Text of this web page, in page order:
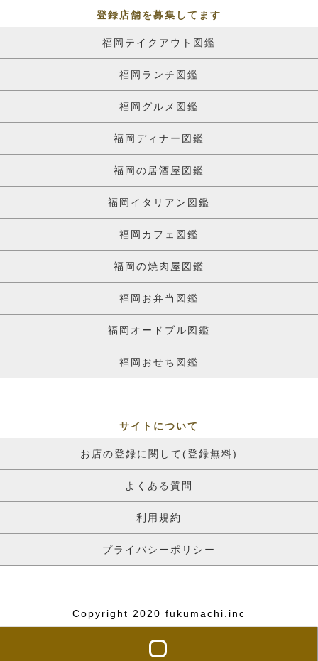
登録店舗を募集してます
福岡テイクアウト図鑑
福岡ランチ図鑑
福岡グルメ図鑑
福岡ディナー図鑑
福岡の居酒屋図鑑
福岡イタリアン図鑑
福岡カフェ図鑑
福岡の焼肉屋図鑑
福岡お弁当図鑑
福岡オードブル図鑑
福岡おせち図鑑
サイトについて
お店の登録に関して(登録無料)
よくある質問
利用規約
プライバシーポリシー
Copyright 2020 fukumachi.inc